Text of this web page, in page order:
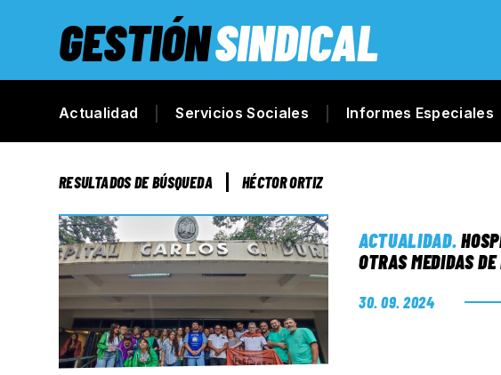
GESTIÓNSINDICAL
Actualidad Servicios Sociales Informes Especiales
RESULTADOS DE BÚSQUEDA HÉCTOR ORTIZ
ACTUALIDAD.
OTRAS MEDIDAS
30. 09. 2024